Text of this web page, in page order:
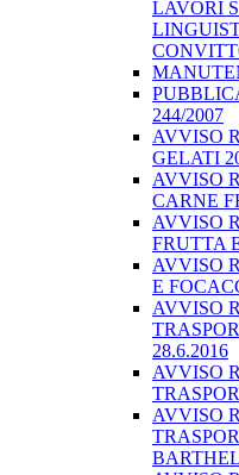
LAVORI
244/2007
AVVISO
GELATI
AVVISO
CARNE
AVVISO
FRUTTA
AVVISO
E
AVVISO
28.6.2016
AVVISO
AVVISO